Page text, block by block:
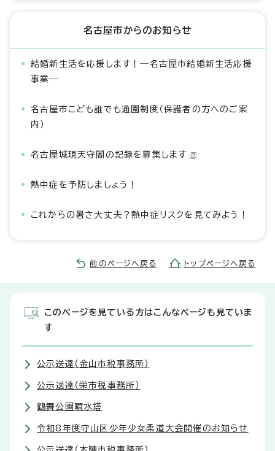
名古屋市からのお知らせ
結婚新生活を応援します！―名古屋市結婚新生活応援
事業―
名古屋市こども誰でも通園制度（保護者の方へのご案
内）
名古屋城現天守閣の記録を募集します
熱中症を予防しましょう！
これからの暑さ大丈夫？熱中症リスクを見てみよう！
前のページへ戻る トップページへ戻る
このページを見ている方はこんなページも見ていま
す
公示送達（金山市税事務所）
公示送達（栄市税事務所）
鶴舞公園噴水塔
令和8年度守山区少年少女柔道大会開催のお知らせ